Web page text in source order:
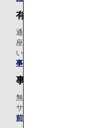
有料事前座席指定
通路側や窓側など、飛
座席や足元の広い人気
いただくことで事前に
事前座席指定について、
事前追加手荷物
無料手荷物許容量を超
サイトで事前にお支払
前追加手荷物について、